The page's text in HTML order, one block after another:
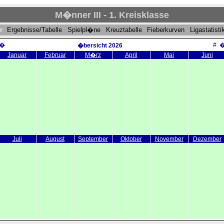
M�nner III - 1. Kreisklasse
Ergebnisse/Tabelle Spielpl�ne Kreuztabelle Fieberkurven
�bersicht 2026 #
Januar
Februar M�rz April Mai Juni
Juli August September Oktober November Dezember